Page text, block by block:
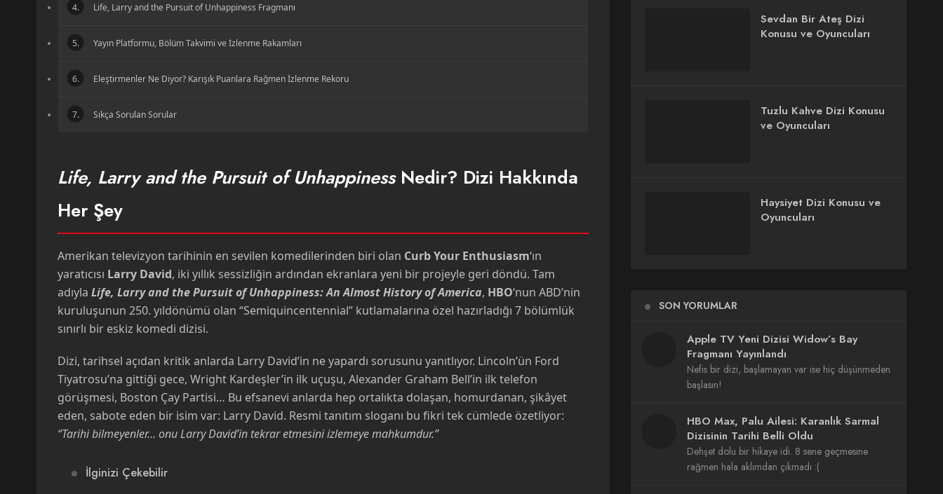
4. Life, Larry and the Pursuit of Unhappiness Fragmanı
5. Yayın Platformu, Bölüm Takvimi ve İzlenme Rakamları
6. Eleştirmenler Ne Diyor? Karışık Puanlara Rağmen İzlenme Rekoru
7. Sıkça Sorulan Sorular
Life, Larry and the Pursuit of UnhappinessNedir? Dizi Hakkında
Her Şey
Amerikan televizyon tarihinin en sevilen komedilerinden biri olan Curb Your Enthusiasm‘ın
yaratıcısı Larry David, iki yıllık sessizliğin ardından ekranlara yeni bir projeyle geri döndü. Tam
adıyla Life, Larry and the Pursuit of Unhappiness: An Almost History of America, HBO‘nun ABD’nin
kuruluşunun 250. yıldönümü olan “Semiquincentennial” kutlamalarına özel hazırladığı 7 bölümlük
sınırlı bir eskiz komedi dizisi.
Dizi, tarihsel açıdan kritik anlarda Larry David’in ne yapardı sorusunu yanıtlıyor. Lincoln’ün Ford
Tiyatrosu’na gittiği gece, Wright Kardeşler’in ilk uçuşu, Alexander Graham Bell’in ilk telefon
görüşmesi, Boston Çay Partisi… Bu efsanevi anlarda hep ortalıkta dolaşan, homurdanan, şikâyet
eden, sabote eden bir isim var: Larry David. Resmi tanıtım sloganı bu fikri tek cümlede özetliyor:
“Tarihi bilmeyenler… onu Larry David’in tekrar etmesini izlemeye mahkumdur.”
İlginizi Çekebilir
Sevdan Bir Ateş Dizi
Konusu ve Oyuncuları
Tuzlu Kahve Dizi Konusu
ve Oyuncuları
Haysiyet Dizi Konusu ve
Oyuncuları
SON YORUMLAR
Apple TV Yeni Dizisi Widow’s Bay
Fragmanı Yayınlandı
Nefis bir dizi, başlamayan var ise hiç düşünmeden
başlasın!
HBO Max, Palu Ailesi: Karanlık Sarmal
Dizisinin Tarihi Belli Oldu
Dehşet dolu bir hikaye idi. 8 sene geçmesine
rağmen hala aklımdan çıkmadı :(